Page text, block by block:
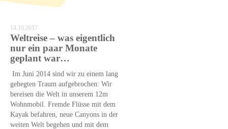
14.10.2017
Weltreise – was eigentlich
nur ein paar Monate
geplant war…
Im Juni 2014 sind wir zu einem lang
gehegten Traum aufgebrochen: Wir
bereisen die Welt in unserem 12m
Wohnmobil. Fremde Flüsse mit dem
Kayak befahren, neue Canyons in der
weiten Welt begehen und mit dem